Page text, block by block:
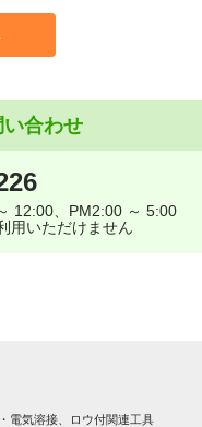
合わせ
12:00、PM2:00 ～ 5:00
用いただけません
電気溶接、ロウ付関連工具